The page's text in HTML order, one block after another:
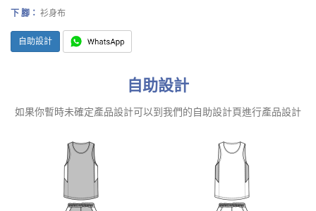
下 腳： 衫身布
自助設計
自助設計
如果你暫時未確定產品設計可以到我們的自助設計頁進行產品設計